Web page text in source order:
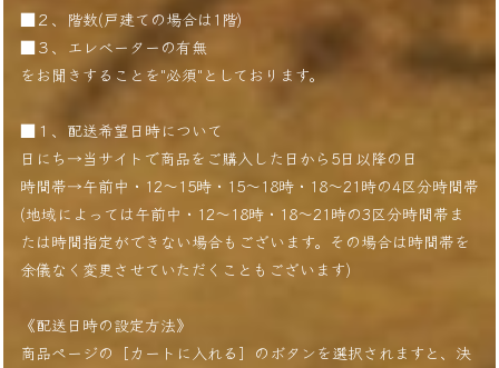
■２、階数(戸建ての場合は1階)
■３、エレベーターの有無
をお聞きすることを"必須"としております。
■１、配送希望日時について
日にち→当サイトで商品をご購入した日から5日以降の日
時間帯→午前中・12〜15時・15〜18時・18〜21時の4区分時間帯
(地域によっては午前中・12〜18時・18〜21時の3区分時間帯ま
たは時間指定ができない場合もございます。その場合は時間帯を
余儀なく変更させていただくこともございます)
《配送日時の設定方法》
商品ページの［カートに入れる］のボタンを選択されますと、決